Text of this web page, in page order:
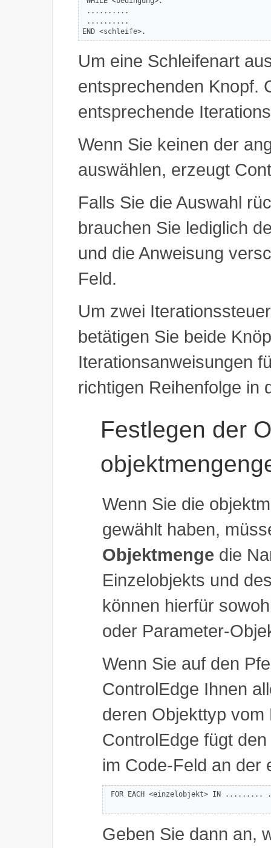
..........
..........
END <schleife>.
Um eine Schleifenart
entsprechenden Knopf.
entsprechende
Wenn Sie keinen der
auswählen, erzeugt
Falls Sie die Auswahl
brauchen Sie lediglich
und die Anweisung
Feld.
Um zwei
betätigen Sie beide
Iterationsanweisungen
richtigen Reihenfolge in
Festlegen der
Wenn Sie die
gewählt haben,
Objektmenge die
Einzelobjekts und
können hierfür
oder Parameter-
Wenn Sie auf den
ControlEdge Ihnen
deren Objekttyp vom
ControlEdge fügt
im Code-Feld an der
FOR EACH <einzelobjekt> IN ......... .
Geben Sie dann an,